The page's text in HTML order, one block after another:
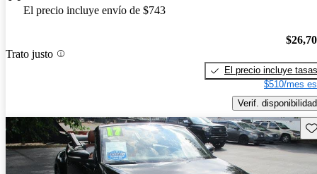
El precio incluye envío de $743
Trato justo
El precio incluye tasas
$510/mes
Verif. disponibilidad